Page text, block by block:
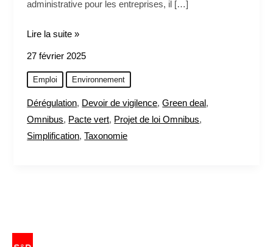
administrative pour les entreprises, il […]
Lire la suite »
27 février 2025
Emploi Environnement
Dérégulation, Devoir de vigilence,Green deal ,
Omnibus, Pacte vert, Projet de loi Omnibus,
Simplification,Taxonomie